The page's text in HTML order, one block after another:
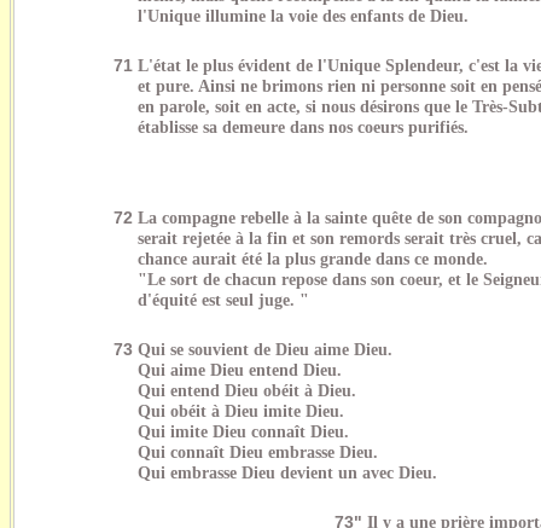
l'Unique illumine la voie des enfants de Dieu.
71 L'état le plus évident de l'Unique Splendeur, c'est la
et pure. Ainsi ne brimons rien ni personne soit en
en parole, soit en acte, si nous désirons que le Très-
établisse sa demeure dans nos coeurs purifiés.
72 La compagne rebelle à la sainte quête de son
serait rejetée à la fin et son remords serait très cruel,
chance aurait été la plus grande dans ce monde.
"Le sort de chacun repose dans son coeur, et le
d'équité est seul juge. "
73 Qui se souvient de Dieu aime Dieu.
Qui aime Dieu entend Dieu.
Qui entend Dieu obéit à Dieu.
Qui obéit à Dieu imite Dieu.
Qui imite Dieu connaît Dieu.
Qui connaît Dieu embrasse Dieu.
Qui embrasse Dieu devient un avec Dieu.
73" Il y a une prière